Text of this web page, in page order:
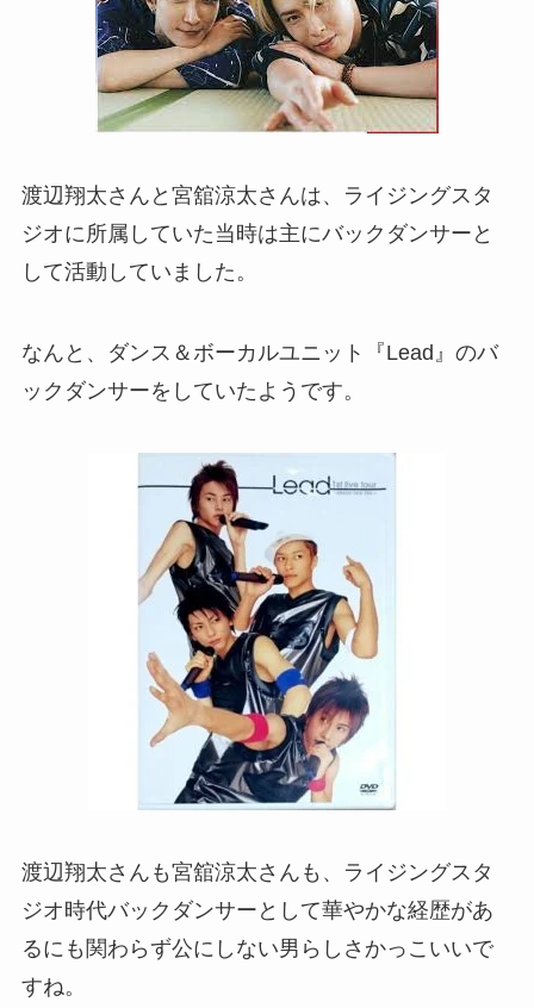
渡辺翔太さんと宮舘涼太さんは、ライジングスタ
ジオに所属していた当時は主にバックダンサーと
して活動していました。
なんと、ダンス＆ボーカルユニット『Lead』のバ
ックダンサーをしていたようです。
渡辺翔太さんも宮舘涼太さんも、ライジングスタ
ジオ時代バックダンサーとして華やかな経歴があ
るにも関わらず公にしない男らしさかっこいいで
すね。